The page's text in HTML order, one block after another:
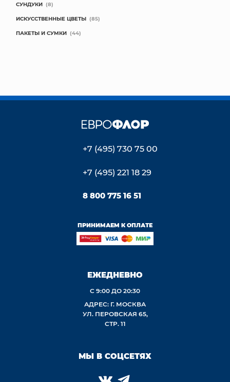
СУНДУКИ (8)
ИСКУССТВЕННЫЕ ЦВЕТЫ (85)
ПАКЕТЫ И СУМКИ (44)
+7 (495) 730 75 00
+7 (495) 221 18 29
8 800 775 16 51
ПРИНИМАЕМ К ОПЛАТЕ
ЕЖЕДНЕВНО
С 9:00 ДО 20:30
АДРЕС: Г. МОСКВА
УЛ. ПЕРОВСКАЯ 65,
СТР. 11
МЫ В СОЦСЕТЯХ